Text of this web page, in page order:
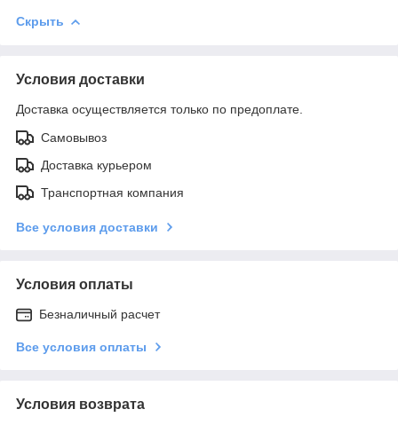
Скрыть
Условия доставки
Доставка осуществляется только по предоплате.
Самовывоз
Доставка курьером
Транспортная компания
Все условия доставки
Условия оплаты
Безналичный расчет
Все условия оплаты
Условия возврата